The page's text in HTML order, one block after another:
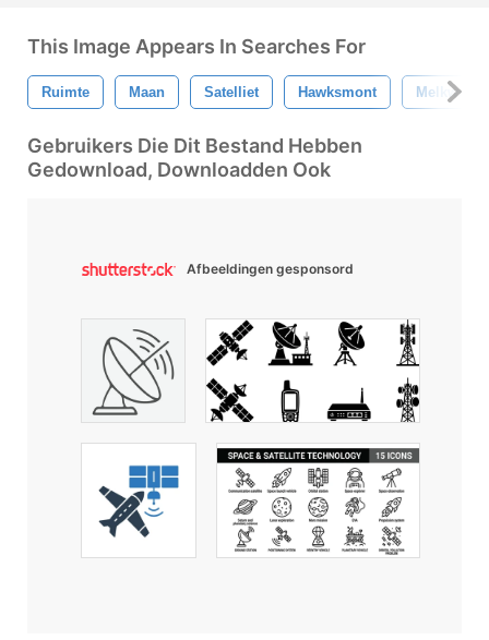
This Image Appears In Searches For
Ruimte Maan Satelliet Hawksmont Melkweg
Gebruikers Die Dit Bestand Hebben
Gedownload, Downloadden Ook
Afbeeldingen gesponsord